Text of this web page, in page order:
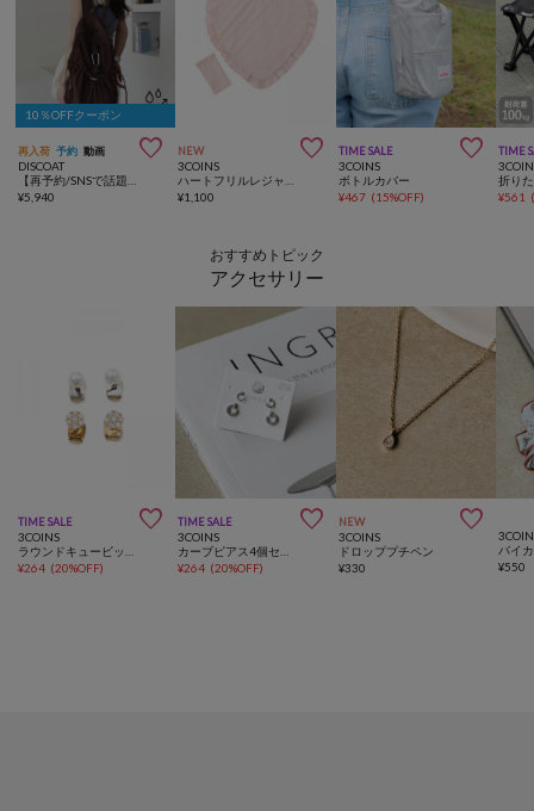
10％OFFクーポン
再入荷 予約 動画 
DISCOAT
¥5,940
NEW 
3COINS
¥1,100
TIME SALE 
3COINS
ボトルカバー
¥467 (15%OFF)
TIME
¥561
おすすめトピック
アクセサリー
TIME SALE 
3COINS
¥264 (20%OFF)
TIME SALE 
3COINS
¥264 (20%OFF)
NEW 
3COINS
ドロッププチペン
¥330 ¥550